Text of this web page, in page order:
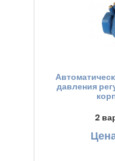
давления
2